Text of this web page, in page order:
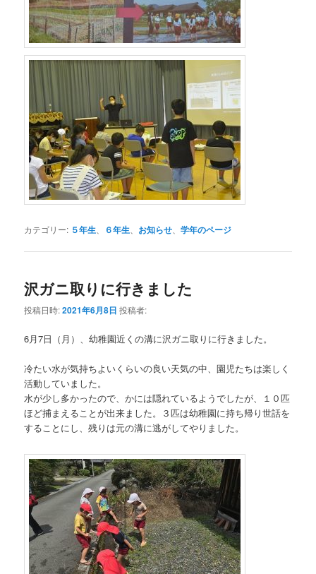
カテゴリー: ５年生 ６年生 お知らせ 、学年のページ
沢ガニ取りに行きました
投稿日時:2021年6月8日 投稿者:
6月7日（月）、幼稚園近くの溝に沢ガニ取りに行きました。
冷たい水が気持ちよいくらいの良い天気の中、園児たちは楽しく
活動していました。
水が少し多かったので、かには隠れているようでしたが、１０匹
ほど捕まえることが出来ました。３匹は幼稚園に持ち帰り世話を
することにし、残りは元の溝に逃がしてやりました。